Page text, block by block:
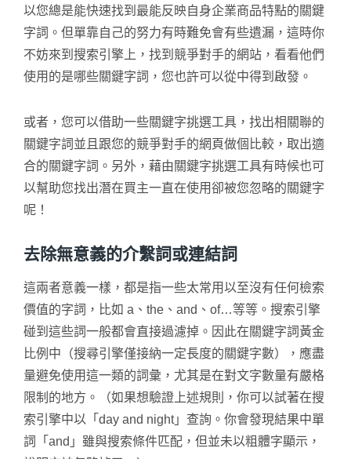
以您總是能快速找到最能反映自身企業商品特點的關鍵
字詞。但單靠自己的努力有時難免會有些遺漏，這時你
不妨來到搜索引擎上，找到競爭對手的網站，看看他們
使用的是哪些關鍵字詞，您也許可以從中得到啟發。
或者，您可以借助一些關鍵字挑選工具，找出相關聯的
關鍵字詞並且跟您的競爭對手的網頁做個比較，取出適
合的關鍵字詞。另外，藉由關鍵字挑選工具有時候也可
以幫助您找出潛在買主一直在使用卻被您忽略的關鍵字
呢！
去除無意義的介繫詞或連結詞
這兩者意義一樣，都是指一些太常用以至沒有任何檢索
價值的字詞，比如 a、the、and、of…等等。搜索引擎
碰到這些詞一般都會直接過濾掉。因此在關鍵字詞黃金
比例中（搜尋引擎僅接納一定長度的關鍵字數），應盡
量避免使用這一類的詞彙，尤其是在對文字數量有嚴格
限制的地方。（如果想驗證上述規則，你可以試著在搜
索引擎中以「day and night」查詢。你會發現結果中單
詞「and」雖與搜索條件匹配，但並未以粗體字顯示，